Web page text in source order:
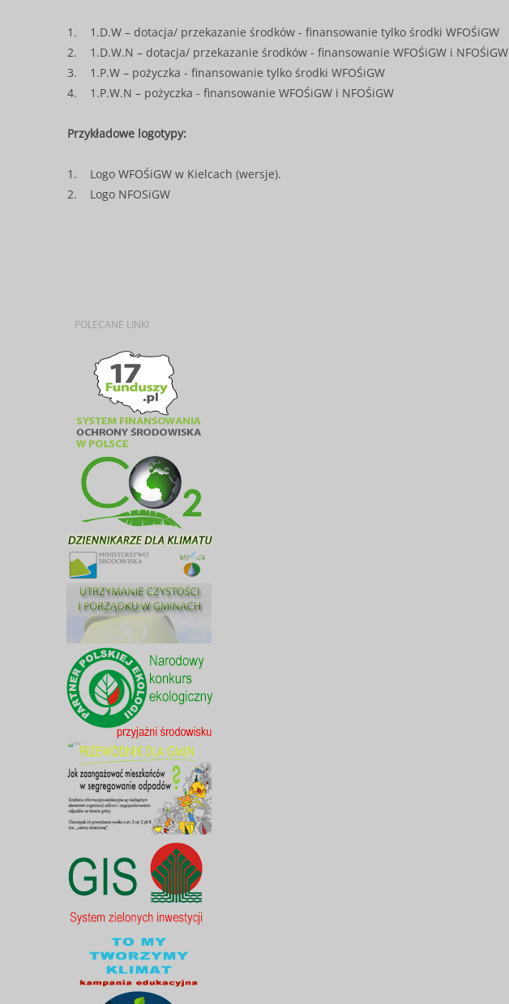
1. 1.D.W – dotacja/ przekazanie środków - finansowanie tylko środki WFOŚiGW
2. 1.D.W.N – dotacja/ przekazanie środków - finansowanie WFOŚiGW i NFOŚiGW
3. 1.P.W – pożyczka - finansowanie tylko środki WFOŚiGW
4. 1.P.W.N – pożyczka - finansowanie WFOŚiGW i NFOŚiGW
Przykładowe logotypy:
1. Logo WFOŚiGW w Kielcach (wersje).
2. Logo NFOSiGW
POLECANE LINKI